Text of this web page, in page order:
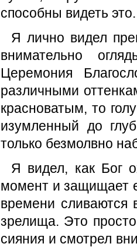
способны видеть это.
Я лично видел
внимательно
Церемония
различными
красноватым, то
изумленный до
только безмолвно
Я видел, как Бог
момент и защищает
времени сливаются
зрелища. Это
сияния и смотрел